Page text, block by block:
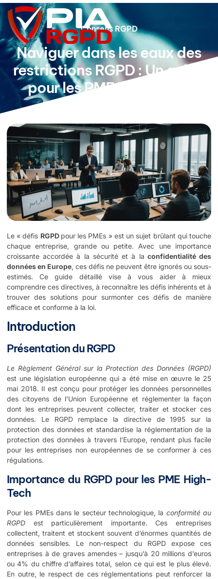
Conseils RGPD
Naviguer dans les eaux des
restrictions RGPD : Un guide
pour les PME High-Tech
Le « défis RGPD pour les PMEs » est un sujet brûlant qui touche
chaque entreprise, grande ou petite. Avec une importance
croissante accordée à la sécurité et à la confidentialité des
données en Europe, ces défis ne peuvent être ignorés ou sous-
estimés. Ce guide détaillé vise à vous aider à mieux
comprendre ces directives, à reconnaître les défis inhérents et à
trouver des solutions pour surmonter ces défis de manière
efficace et conforme à la loi.
Introduction
Présentation du RGPD
Le Règlement Général sur la Protection des Données (RGPD)
est une législation européenne qui a été mise en œuvre le 25
mai 2018. Il est conçu pour protéger les données personnelles
des citoyens de l’Union Européenne et réglementer la façon
dont les entreprises peuvent collecter, traiter et stocker ces
données. Le RGPD remplace la directive de 1995 sur la
protection des données et standardise la réglementation de la
protection des données à travers l’Europe, rendant plus facile
pour les entreprises non européennes de se conformer à ces
régulations.
Importance du RGPD pour les PME High-
Tech
Pour les PMEs dans le secteur technologique, la conformité au
RGPD est particulièrement importante. Ces entreprises
collectent, traitent et stockent souvent d’énormes quantités de
données sensibles. Le non-respect du RGPD expose ces
entreprises à de graves amendes – jusqu’à 20 millions d’euros
ou 4% du chiffre d’affaires total, selon ce qui est le plus élevé.
En outre, le respect de ces réglementations peut renforcer la